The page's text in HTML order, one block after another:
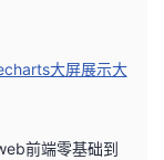
大屏展示大
前端零基础到